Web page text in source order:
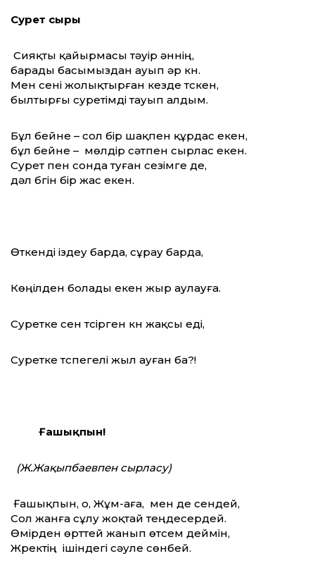
Сурет сыры
Сияқты қайырмасы тәуір әннің,
барады басымыздан ауып әр күн.
Мен сені жолықтырған кезде түскен,
былтырғы суретімді тауып алдым.
Бұл бейне – сол бір шақпен құрдас екен,
бұл бейне – мөлдір сәтпен сырлас екен.
Сурет пен сонда туған сезімге де,
дәл бүгін бір жас екен.
Өткенді іздеу барда, сұрау барда,
Көңілден болады екен жыр аулауға.
Суретке сен түсірген күн жақсы еді,
Суретке түспегелі жыл ауған ба?!
Ғашықпын!
(Ж.Жақыпбаевпен сырласу)
Ғашықпын, о, Жұм-аға, мен де сендей,
Сол жанға сұлу жоқтай теңдесердей.
Өмірден өрттей жанып өтсем деймін,
Жүректің ішіндегі сәуле сөнбей.